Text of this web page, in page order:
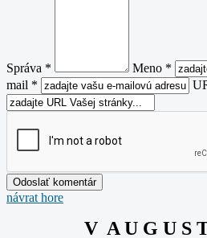
Správa * Meno *
mail *
návrat hore
V A U G U S